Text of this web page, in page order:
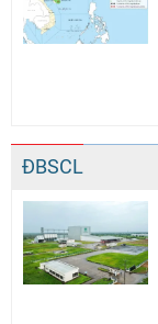
ĐBSCL